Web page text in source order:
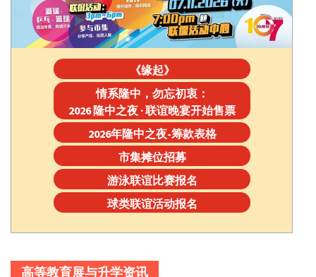
《缘起》
情系隆中，勿忘初衷：
2026 隆中之夜 · 联谊晚宴开始售票
2026年隆中之夜-筹款表格
市集摊位招募
游泳联谊比赛报名
球类联谊活动报名
高等教育展与升学资讯